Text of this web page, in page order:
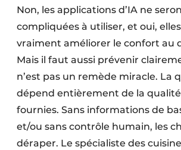
Non, les applications d’IA ne
compliquées à utiliser, et oui,
vraiment améliorer le confort au
Mais il faut aussi prévenir
n’est pas un remède miracle. La
dépend entièrement de la
fournies. Sans informations de
et/ou sans contrôle humain, les
déraper. Le spécialiste des